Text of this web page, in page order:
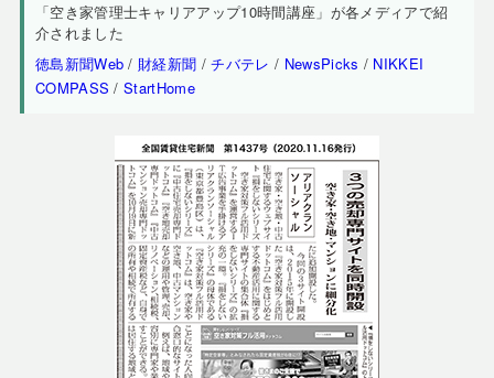
「空き家管理士キャリアアップ10時間講座」が各メディアで紹
介されました
徳島新聞Web / 財経新聞 /チバテレ / NewsPicks / NIKKEI
COMPASS /StartHome